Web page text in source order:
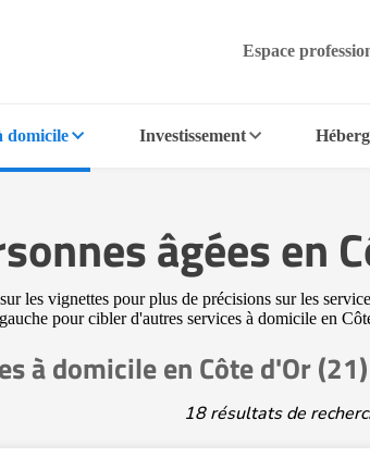
Espace
domicile Investissement
âgées en
les vignettes pour plus de précisions sur les
pour cibler d'autres services à domicile en
à domicile en Côte d'Or (21)
18 résultats de